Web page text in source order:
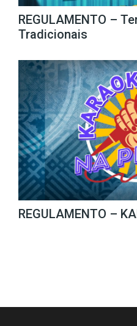
REGULAMENTO –
Tradicionais
REGULAMENTO –